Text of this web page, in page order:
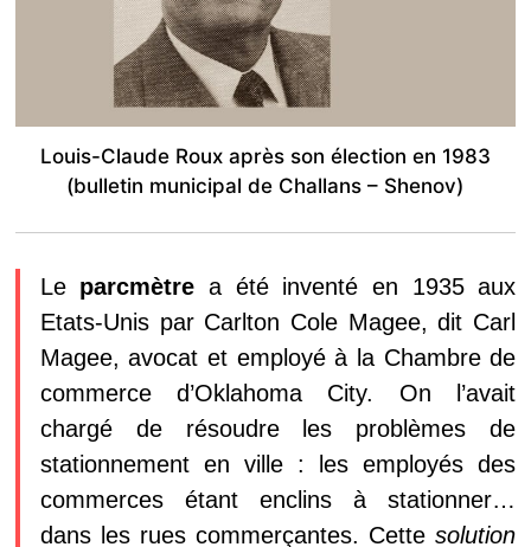
Louis-Claude Roux après son élection en 1983
(bulletin municipal de Challans – Shenov)
Le parcmètre a été inventé en 1935 aux
Etats-Unis par Carlton Cole Magee, dit Carl
Magee, avocat et employé à la Chambre de
commerce d’Oklahoma City. On l’avait
chargé de résoudre les problèmes de
stationnement en ville : les employés des
commerces étant enclins à stationner…
dans les rues commerçantes. Cettesolution